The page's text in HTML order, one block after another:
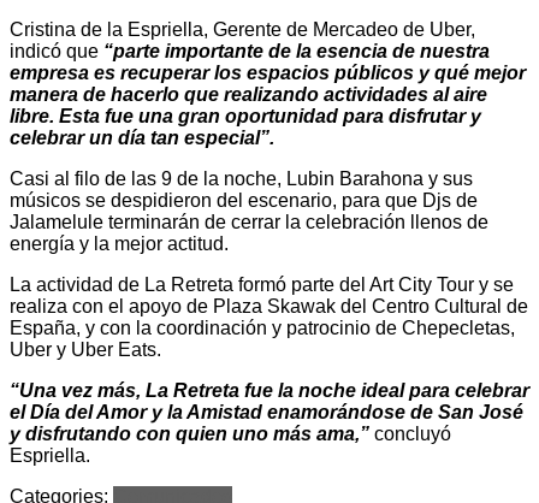
Cristina de la Espriella, Gerente de Mercadeo de Uber,
indicó que “parte importante de la esencia de nuestra
empresa es recuperar los espacios públicos y qué mejor
manera de hacerlo que realizando actividades al aire
libre. Esta fue una gran oportunidad para disfrutar y
celebrar un día tan especial”.
Casi al filo de las 9 de la noche, Lubin Barahona y sus
músicos se despidieron del escenario, para que Djs de
Jalamelule terminarán de cerrar la celebración llenos de
energía y la mejor actitud.
La actividad de La Retreta formó parte del Art City Tour y se
realiza con el apoyo de Plaza Skawak del Centro Cultural de
España, y con la coordinación y patrocinio de Chepecletas,
Uber y Uber Eats.
“Una vez más, La Retreta fue la noche ideal para celebrar
el Día del Amor y la Amistad enamorándose de San José
y disfrutando con quien uno más ama,” concluyó
Espriella.
Categories: